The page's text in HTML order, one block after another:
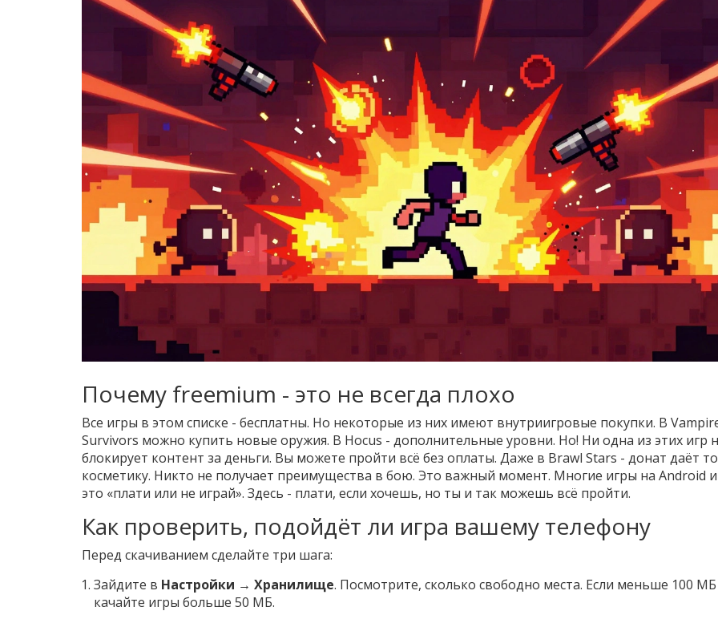
Почему freemium - это не всегда плохо
Все игры в этом списке - бесплатны. Но некоторые из них имеют внутриигровые покупки. В
Survivors можно купить новые оружия. В Hocus - дополнительные уровни. Но! Ни одна из этих игр
блокирует контент за деньги. Вы можете пройти всё без оплаты. Даже в Brawl Stars - донат даёт
косметику. Никто не получает преимущества в бою. Это важный момент. Многие игры на Android и
это «плати или не играй». Здесь - плати, если хочешь, но ты и так можешь всё пройти.
Как проверить, подойдёт ли игра вашему телефону
Перед скачиванием сделайте три шага:
Зайдите в Настройки → Хранилище. Посмотрите, сколько свободно места. Если меньше 100
качайте игры больше 50 МБ.